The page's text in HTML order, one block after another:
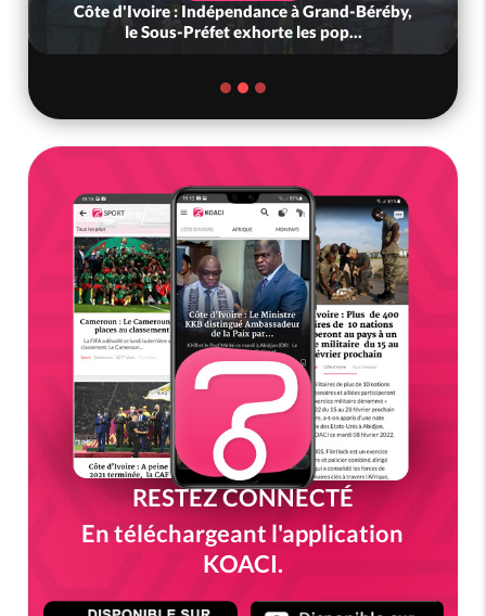
Côte d'Ivoire : Indépendance à Grand-Béréby,
le Sous-Préfet exhorte les pop...
RESTEZ CONNECTÉ
En téléchargeant l'application
KOACI.